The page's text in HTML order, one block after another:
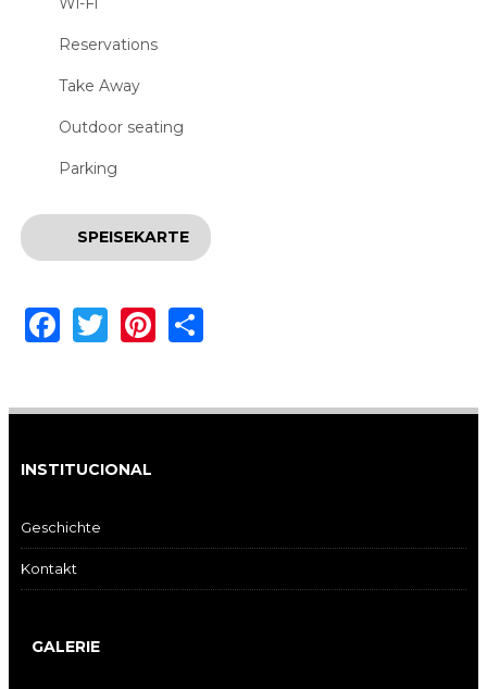
Reservations
Take Away
Outdoor seating
Parking
SPEISEKARTE
Facebook
Twitter
Pinterest
Share
INSTITUCIONAL
Geschichte
Kontakt
GALERIE